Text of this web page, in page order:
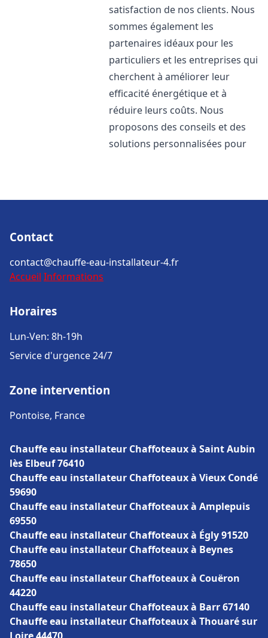
satisfaction de nos clients. Nous
sommes également les
partenaires idéaux pour les
particuliers et les entreprises qui
cherchent à améliorer leur
efficacité énergétique et à
réduire leurs coûts. Nous
proposons des conseils et des
solutions personnalisées pour
Contact
contact@chauffe-eau-installateur-4.fr
Accueil Informations
Horaires
Lun-Ven: 8h-19h
Service d'urgence 24/7
Zone intervention
Pontoise, France
Chauffe eau installateur Chaffoteaux à Saint Aubin
lès Elbeuf 76410
Chauffe eau installateur Chaffoteaux à Vieux Condé
59690
Chauffe eau installateur Chaffoteaux à Amplepuis
69550
Chauffe eau installateur Chaffoteaux à Égly 91520
Chauffe eau installateur Chaffoteaux à Beynes
78650
Chauffe eau installateur Chaffoteaux à Couëron
44220
Chauffe eau installateur Chaffoteaux à Barr 67140
Chauffe eau installateur Chaffoteaux à Thouaré sur